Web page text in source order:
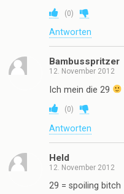
(0)
Antworten
Bambusspritzer
12. November 2012
Ich mein die 29
(0)
Antworten
Held
12. November 2012
29 = spoiling bitch